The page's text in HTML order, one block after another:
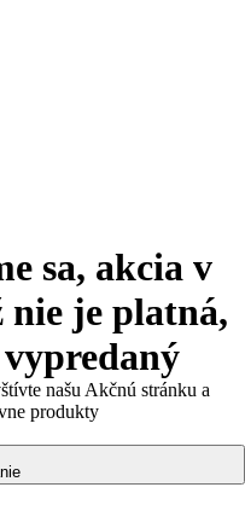
sa, akcia v
je platná,
našu Akčnú stránku a
produkty